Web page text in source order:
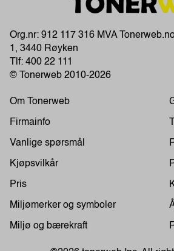
Org.nr: 912 117 316 MVA
1, 3440 Røyken
Tlf: 400 22 111
© Tonerweb 2010-2026
Om Tonerweb
Firmainfo
Vanlige spørsmål
Kjøpsvilkår
Pris
Miljømerker og symboler
Miljø og bærekraft